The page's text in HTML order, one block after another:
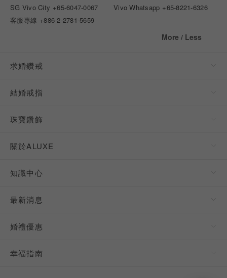
SG Vivo City +65-6047-0067 Vivo Whatsapp +65-8221-6326
客服專線 +886-2-2781-5659
More / Less
求婚鑽戒
結婚戒指
珠寶鑽飾
關於ALUXE
知識中心
最新消息
婚禮優惠
幸福指南